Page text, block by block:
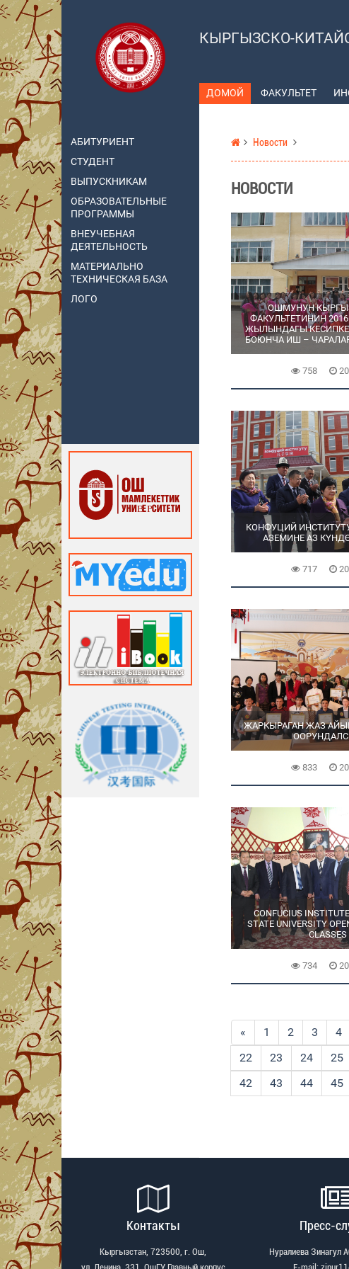
КЫРГЫЗСКО-
ДОМОЙ ФАКУЛЬТЕТ
АБИТУРИЕНТ
СТУДЕНТ
ВЫПУСКНИКАМ
ОБРАЗОВАТЕЛЬНЫЕ
ПРОГРАММЫ
ВНЕУЧЕБНАЯ
ДЕЯТЕЛЬНОСТЬ
МАТЕРИАЛЬНО
ТЕХНИЧЕСКАЯ БАЗА
ЛОГО
Новости
НОВОСТИ
ОШМУНУН
ФАКУЛЬТЕТИНИН 2016
ЖЫЛЫНДАГЫ КЕСИПКЕ
БОЮНЧА ИШ –
758
КОНФУЦИЙ
АЗЕМИНЕ АЗ
717
ЖАРКЫРАГАН ЖАЗ
833
CONFUCIUS
STATE UNIVERSITY
CLASSES
734
« 1 2 3 4
22
23 24 25
42
43 44 45
Контакты
Кыргызстан, 723500, г. Ош,
Пресс-
Нуралиева Зинагул